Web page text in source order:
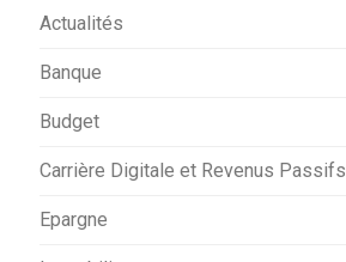
Actualités
Banque
Budget
Carrière Digitale et Revenus Passifs
Epargne